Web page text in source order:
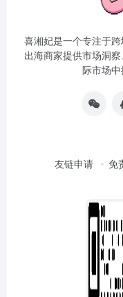
喜湘妃是一个专注于
出海商家提供市场洞
际市场中
友链申请 免